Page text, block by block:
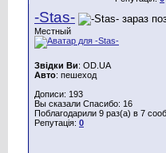
-Stas-
Местный
Звідки Ви: OD.UA
Авто: пешеход
Дописи: 193
Вы сказали Спасибо: 16
Поблагодарили 9 раз(а) в 7
Репутація: 0